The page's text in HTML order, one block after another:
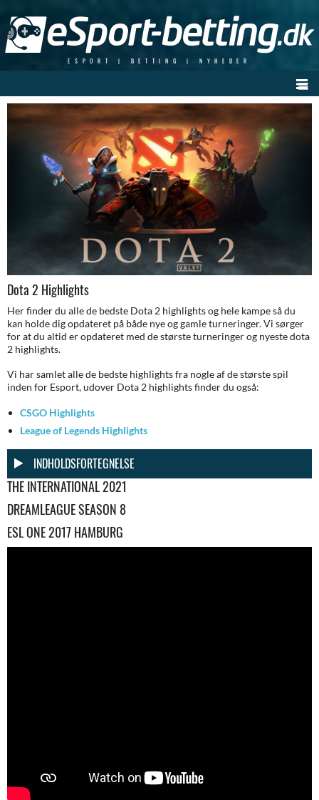
content
ESPORT | BETTING | NYHEDER
Dota 2 Highlights
Her finder du alle de bedste Dota 2 highlights og hele kampe så du
kan holde dig opdateret på både nye og gamle turneringer. Vi sørger
for at du altid er opdateret med de største turneringer og nyeste dota
2 highlights.
Vi har samlet alle de bedste highlights fra nogle af de største spil
inden for Esport, udover Dota 2 highlights finder du også:
CSGO Highlights
League of Legends Highlights
INDHOLDSFORTEGNELSE
THE INTERNATIONAL 2021
DREAMLEAGUE SEASON 8
ESL ONE 2017 HAMBURG